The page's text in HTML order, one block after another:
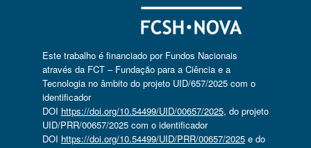
Este trabalho é financiado por Fundos Nacionais
através da FCT – Fundação para a Ciência e a
Tecnologia no âmbito do projeto UID/657/2025 com o
identificador
DOI https://doi.org/10.54499/UID/00657/2025, do projeto
UID/PRR/00657/2025 com o identificador
DOI https://doi.org/10.54499/UID/PRR/00657/2025e do